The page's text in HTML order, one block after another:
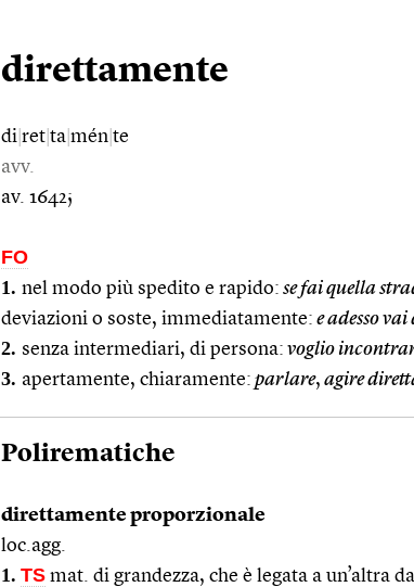
direttamente
di ret ta mén te
avv.
av. 1642;
FO
1. nel modo più spedito e rapido: se fai quella
deviazioni o soste, immediatamente: e adesso
2. senza intermediari, di persona: voglio
3. apertamente, chiaramente: parlare, agire
Polirematiche
direttamente proporzionale
loc.agg.
1. TS mat. di grandezza, che è legata a un’altra